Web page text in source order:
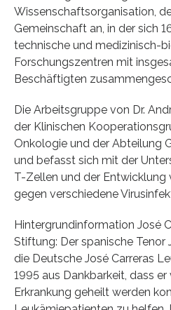
Wissenschaftsorganisation,
Gemeinschaft an, in der sich
technische und medizinisch-
Forschungszentren mit
Beschäftigten
Die Arbeitsgruppe von Dr.
der Klinischen
Onkologie und der Abteilung
und befasst sich mit der
T-Zellen und der Entwicklung
gegen verschiedene
Hintergrundinformation José
Stiftung: Der spanische Tenor
die Deutsche José Carreras
1995 aus Dankbarkeit, dass
Erkrankung geheilt werden